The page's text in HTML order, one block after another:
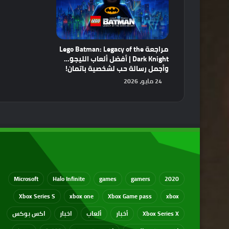
مراجعة Lego Batman: Legacy of the
Dark Knight | أفضل ألعاب الليجو…
وأجمل رسالة حب لشخصية باتمان!
24 مايو، 2026
2020
gamers
games
Halo Infinite
Microsoft
xbox
Xbox Game pass
xbox one
Xbox Series S
Xbox Series X
أخبار ألعاب اخبار
اكس بوكس